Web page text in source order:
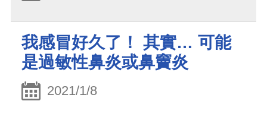
我感冒好久了！ 其實… 可能
是過敏性鼻炎或鼻竇炎
2021/1/8